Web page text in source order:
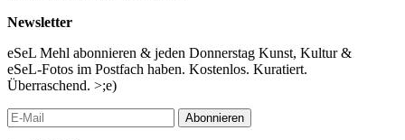
Newsletter
eSeL Mehl abonnieren & jeden Donnerstag Kunst, Kultur &
eSeL-Fotos im Postfach haben. Kostenlos. Kuratiert.
Überraschend. >;e)
Abonnieren